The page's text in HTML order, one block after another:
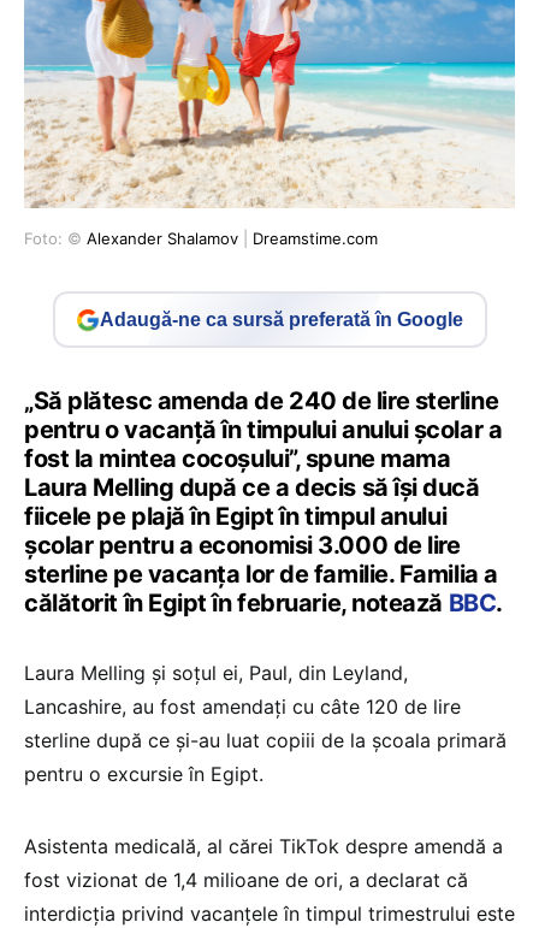
Foto: © Alexander Shalamov Dreamstime.com
Adaugă-ne ca sursă preferată în Google
„Să plătesc amenda de 240 de lire sterline
pentru o vacanță în timpului anului școlar a
fost la mintea cocoșului”, spune mama
Laura Melling după ce a decis să își ducă
fiicele pe plajă în Egipt în timpul anului
școlar pentru a economisi 3.000 de lire
sterline pe vacanța lor de familie. Familia a
călătorit în Egipt în februarie, notează BBC.
Laura Melling și soțul ei, Paul, din Leyland,
Lancashire, au fost amendați cu câte 120 de lire
sterline după ce și-au luat copiii de la școala primară
pentru o excursie în Egipt.
Asistenta medicală, al cărei TikTok despre amendă a
fost vizionat de 1,4 milioane de ori, a declarat că
interdicția privind vacanțele în timpul trimestrului este